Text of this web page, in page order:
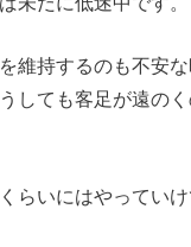
維持するのも不安
しても客足が遠の
らいにはやってい